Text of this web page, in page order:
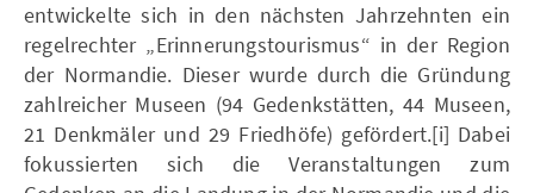
entwickelte sich in den nächsten Jahrzehnten ein
regelrechter „Erinnerungstourismus“ in der Region
der Normandie. Dieser wurde durch die Gründung
zahlreicher Museen (94 Gedenkstätten, 44 Museen,
21 Denkmäler und 29 Friedhöfe) gefördert.[i] Dabei
fokussierten sich die Veranstaltungen zum